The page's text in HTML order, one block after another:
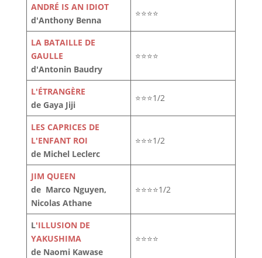
ANDRÉ IS AN IDIOT
d'Anthony Benna
⭐⭐⭐⭐
LA BATAILLE DE
GAULLE
d'Antonin Baudry
⭐⭐⭐⭐
L'ÉTRANGÈRE
de Gaya Jiji
⭐⭐⭐1/2
LES CAPRICES DE
L'ENFANT ROI
de Michel Leclerc
⭐⭐⭐1/2
JIM QUEEN
de Marco Nguyen,
Nicolas Athane
⭐⭐⭐⭐1/2
L'ILLUSION DE
YAKUSHIMA
de Naomi Kawase
⭐⭐⭐⭐